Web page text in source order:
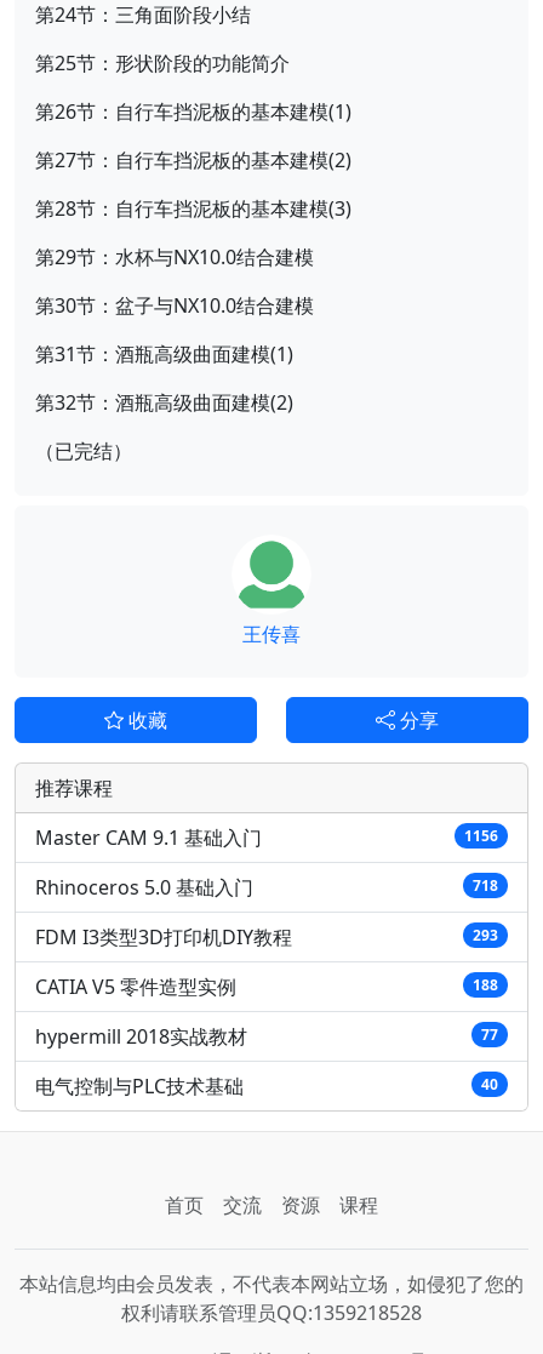
第24节：三角面阶段小结
第25节：形状阶段的功能简介
第26节：自行车挡泥板的基本建模(1)
第27节：自行车挡泥板的基本建模(2)
第28节：自行车挡泥板的基本建模(3)
第29节：水杯与NX10.0结合建模
第30节：盆子与NX10.0结合建模
第31节：酒瓶高级曲面建模(1)
第32节：酒瓶高级曲面建模(2)
（已完结）
王传喜
收藏 分享
推荐课程
Master CAM 9.1 基础入门
1156
Rhinoceros 5.0 基础入门 718
FDM I3类型3D打印机DIY教程 293
CATIA V5 零件造型实例 188
hypermill 2018实战教材 77
电气控制与PLC技术基础 40
首页 交流 资源 课程
本站信息均由会员发表，不代表本网站立场，如侵犯了您的
权利请联系管理员QQ:1359218528